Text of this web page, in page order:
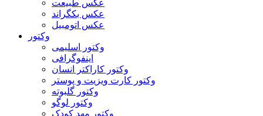
عکس طبیعت
عکس بکگراند
عکس اتومبیل
وکتور
وکتور اسلیمی
اینفوگرافی
وکتور کاراکتر انسان
وکتور کارت ویزیت و پوستر
وکتور گلبوته
وکتور لوگو
وکتور مهد کودک